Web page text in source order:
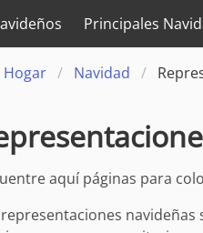
Principales
Hogar Navidad
aquí páginas para
representaciones